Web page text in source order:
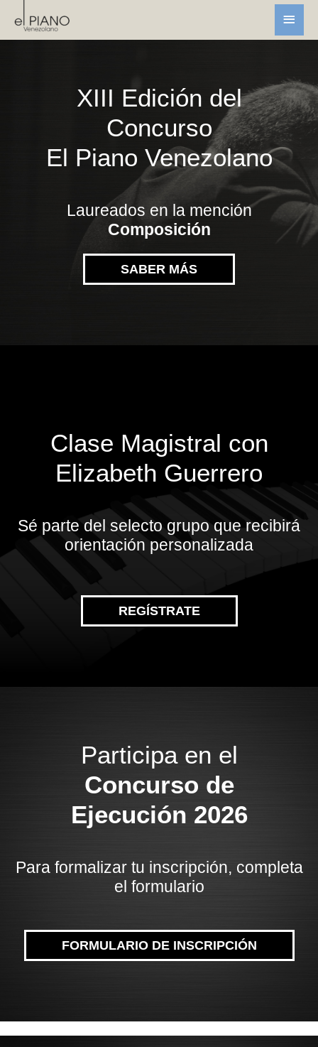
XIII Edición del
Concurso
El Piano Venezolano
Laureados en la mención
Composición
SABER MÁS
Clase Magistral con
Elizabeth Guerrero
Sé parte del selecto grupo que recibirá
orientación personalizada
REGÍSTRATE
Participa en el
Concurso de
Ejecución 2026
Para formalizar tu inscripción, completa
el formulario
FORMULARIO DE INSCRIPCIÓN